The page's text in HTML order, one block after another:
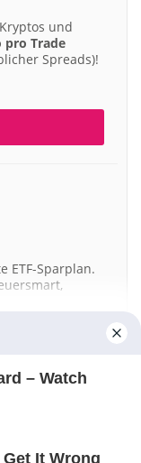
und
pro Trade
Spreads)!
ETF-Sparplan.
– Watch
It Wrong